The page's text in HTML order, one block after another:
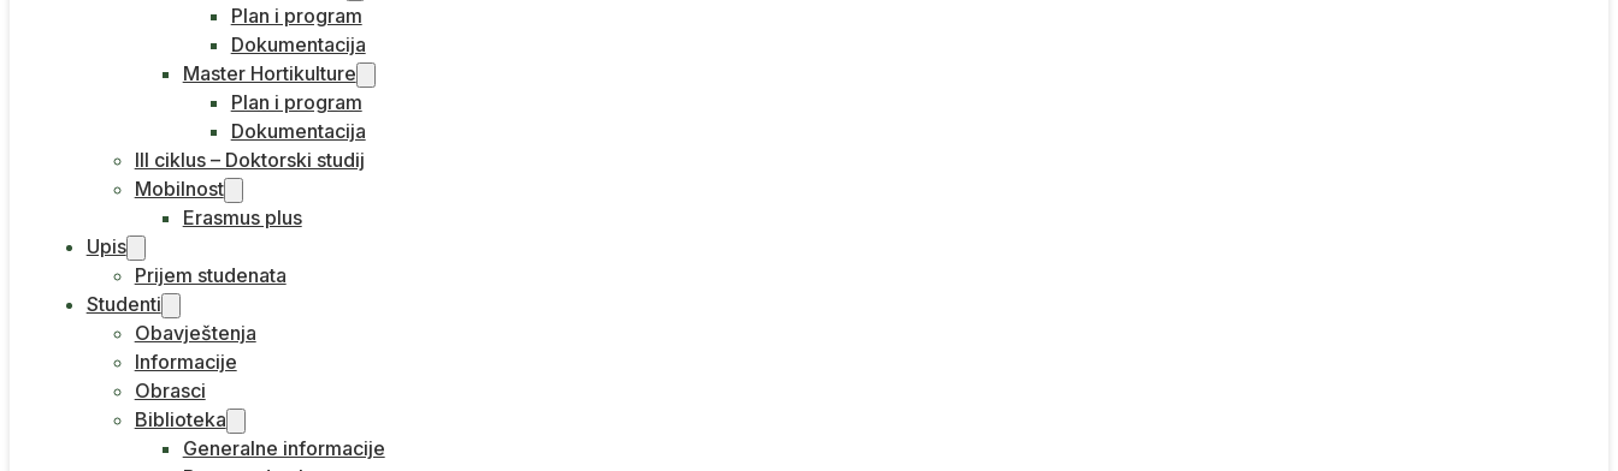
Plan i program
Dokumentacija
Master Hortikulture
Plan i program
Dokumentacija
III ciklus – Doktorski studij
Mobilnost
Erasmus plus
Upis
Prijem studenata
Studenti
Obavještenja
Informacije
Obrasci
Biblioteka
Generalne informacije